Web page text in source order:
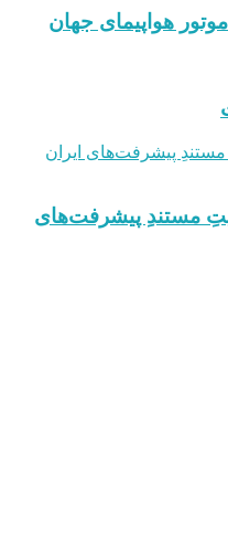
هواپیمای جهان
مستندِ پیشرفت‌های